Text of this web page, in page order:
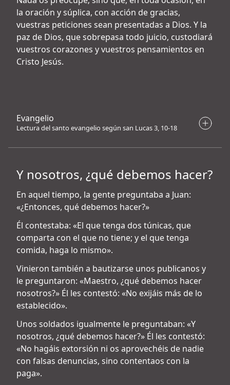
la oración y súplica, con acción de gracias,
vuestras peticiones sean presentadas a Dios. Y la
paz de Dios, que sobrepasa todo juicio, custodiará
vuestros corazones y vuestros pensamientos en
Cristo Jesús.
Evangelio
Lectura del santo evangelio según san Lucas 3, 10-18
Y nosotros, ¿qué debemos hacer?
En aquel tiempo, la gente preguntaba a Juan:
«¿Entonces, qué debemos hacer?»
Él contestaba: «El que tenga dos túnicas, que
comparta con el que no tiene; y el que tenga
comida, haga lo mismo».
Vinieron también a bautizarse unos publicanos y
le preguntaron: «Maestro, ¿qué debemos hacer
nosotros?» Él les contestó: «No exijáis más de lo
establecido».
Unos soldados igualmente le preguntaban: «Y
nosotros, ¿qué debemos hacer?» Él les contestó:
«No hagáis extorsión ni os aprovechéis de nadie
con falsas denuncias, sino contentaos con la
paga».